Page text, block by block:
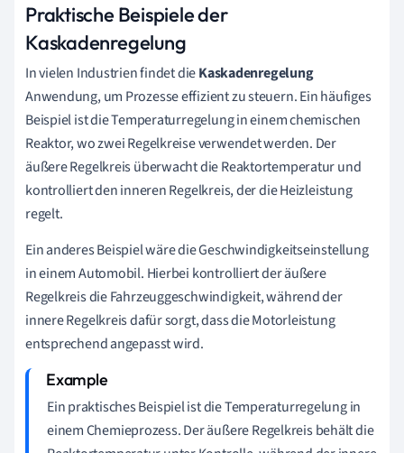
Praktische Beispiele der
Kaskadenregelung
In vielen Industrien findet dieKaskadenregelung
Anwendung, um Prozesse effizient zu steuern. Ein häufiges
Beispiel ist die Temperaturregelung in einem chemischen
Reaktor, wo zwei Regelkreise verwendet werden. Der
äußere Regelkreis überwacht die Reaktortemperatur und
kontrolliert den inneren Regelkreis, der die Heizleistung
regelt.
Ein anderes Beispiel wäre die Geschwindigkeitseinstellung
in einem Automobil. Hierbei kontrolliert der äußere
Regelkreis die Fahrzeuggeschwindigkeit, während der
innere Regelkreis dafür sorgt, dass die Motorleistung
entsprechend angepasst wird.
Ein praktisches Beispiel ist die Temperaturregelung in
einem Chemieprozess. Der äußere Regelkreis behält die